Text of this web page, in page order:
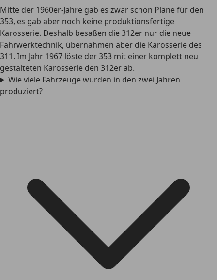
Mitte der 1960er-Jahre gab es zwar schon Pläne für den
353, es gab aber noch keine produktionsfertige
Karosserie. Deshalb besaßen die 312er nur die neue
Fahrwerktechnik, übernahmen aber die Karosserie des
311. Im Jahr 1967 löste der 353 mit einer komplett neu
gestalteten Karosserie den 312er ab.
Wie viele Fahrzeuge wurden in den zwei Jahren
produziert?